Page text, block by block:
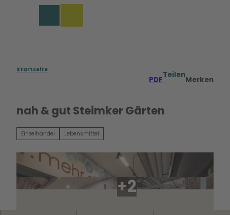
Startseite
PDF
Teilen
Merken
nah & gut Steimker Gärten
Einzelhandel Lebensmittel